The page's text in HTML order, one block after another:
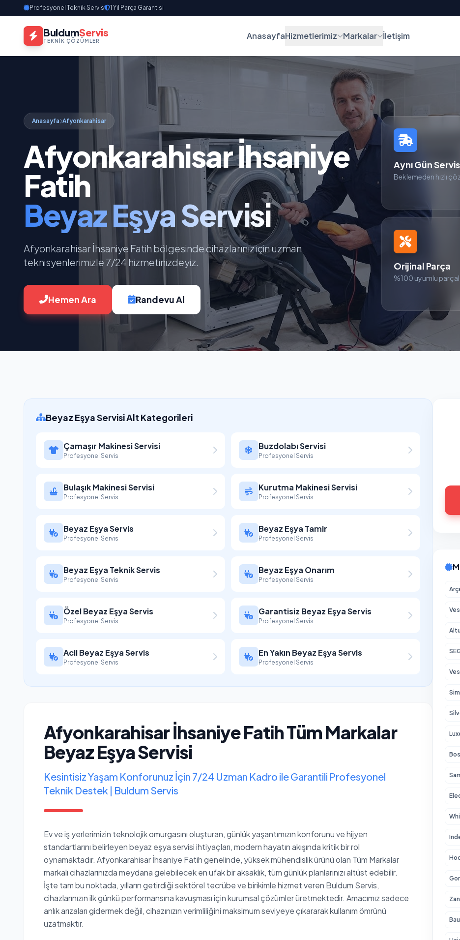
Profesyonel Teknik Servis 1 Yıl Parça Garantisi
BuldumServis
TEKNIK ÇÖZÜMLER AnasayfaHizmetlerimiz Markalar İletişim
Anasayfa Afyonkarahisar
Afyonkarahisar İhsaniye
Fatih
Beyaz Eşya Servisi
Afyonkarahisar İhsaniye Fatih bölgesinde cihazlarınız için uzman
teknisyenlerimizle 7/24 hizmetinizdeyiz.
Hemen Ara Randevu Al
Aynı Gün Servis
Beklemeden hızlı
Orijinal Parça
%100 uyumlu
Beyaz Eşya Servisi Alt Kategorileri
Çamaşır Makinesi Servisi
Profesyonel Servis
Buzdolabı Servisi
Profesyonel Servis
Bulaşık Makinesi Servisi
Profesyonel Servis
Kurutma Makinesi Servisi
Profesyonel Servis
Beyaz Eşya Servis
Profesyonel Servis
Beyaz Eşya Tamir
Profesyonel Servis
Beyaz Eşya Teknik Servis
Profesyonel Servis
Beyaz Eşya Onarım
Profesyonel Servis
Özel Beyaz Eşya Servis
Profesyonel Servis
Garantisiz Beyaz Eşya Servis
Profesyonel Servis
Acil Beyaz Eşya Servis
Profesyonel Servis
En Yakın Beyaz Eşya Servis
Profesyonel Servis
Afyonkarahisar İhsaniye Fatih Tüm Markalar
Beyaz Eşya Servisi
Kesintisiz Yaşam Konforunuz İçin 7/24 Uzman Kadro ile Garantili Profesyonel
Teknik Destek | Buldum Servis
Ev ve iş yerlerimizin teknolojik omurgasını oluşturan, günlük yaşantımızın konforunu ve hijyen
standartlarını belirleyen beyaz eşya servisi ihtiyaçları, modern hayatın akışında kritik bir rol
oynamaktadır. Afyonkarahisar İhsaniye Fatih genelinde, yüksek mühendislik ürünü olan Tüm Markalar
markalı cihazlarınızda meydana gelebilecek en ufak bir aksaklık, tüm günlük planlarınızı altüst edebilir.
İşte tam bu noktada, yılların getirdiği sektörel tecrübe ve birikimle hizmet veren Buldum Servis,
cihazlarınızın ilk günkü performansına kavuşması için kurumsal çözümler üretmektedir. Amacımız sadece
anlık arızaları gidermek değil, cihazınızın verimliliğini maksimum seviyeye çıkararak kullanım ömrünü
uzatmaktır.